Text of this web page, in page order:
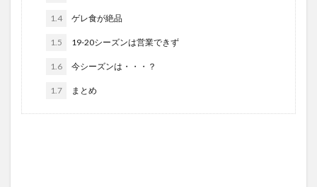
1.4 ゲレ食が絶品
1.5 19-20シーズンは営業できず
1.6 今シーズンは・・・？
1.7 まとめ